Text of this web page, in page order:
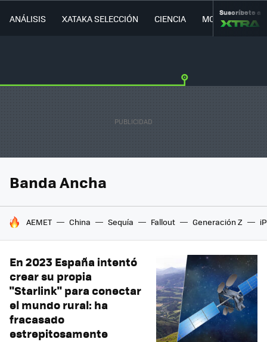
ANÁLISIS XATAKA SELECCIÓN CIENCIA MOVILIDAD
Suscríbete a
Banda Ancha
HOY SE HABLA DE
AEMET China Sequía Fallout Generación Z
En 2023 España intentó
crear su propia
"Starlink" para conectar
el mundo rural: ha
fracasado
estrepitosamente